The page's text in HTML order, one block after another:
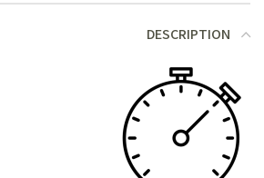
DESCRIPTION